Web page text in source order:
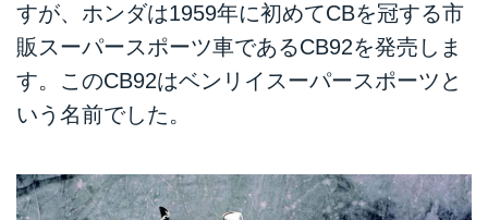
すが、ホンダは1959年に初めてCBを冠する市
販スーパースポーツ車であるCB92を発売しま
す。このCB92はベンリイスーパースポーツと
いう名前でした。